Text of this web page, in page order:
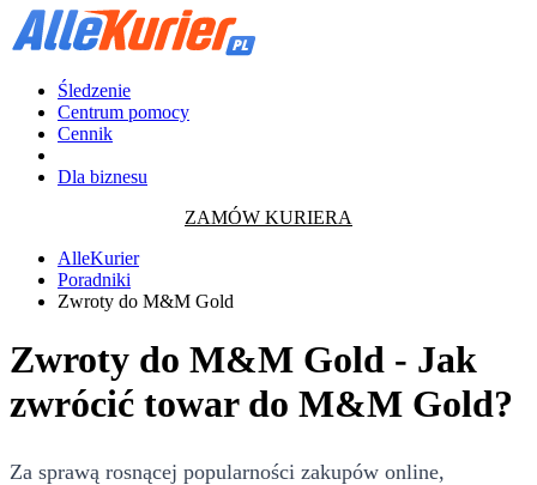
Śledzenie
Centrum pomocy
Cennik
Dla biznesu
ZAMÓW KURIERA
AlleKurier
Poradniki
Zwroty do M&M Gold
Zwroty do M&M Gold - Jak
zwrócić towar do M&M Gold?
Za sprawą rosnącej popularności zakupów online,